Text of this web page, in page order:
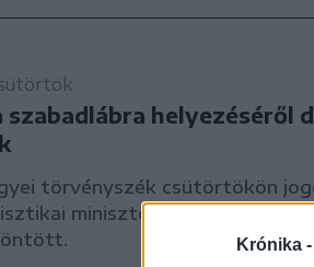
Krónika -
szabadlábra helyezéséről
törvényszék csütörtökön
miniszter feltételes